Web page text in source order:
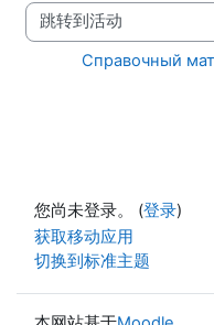
跳转到活动
Справочный
您尚未登录。 (登录)
获取移动应用
切换到标准主题